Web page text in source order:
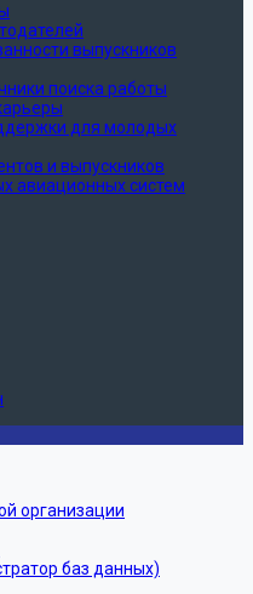
выпускников
поиска работы
для молодых
и выпускников
авиационных систем
организации
баз данных)